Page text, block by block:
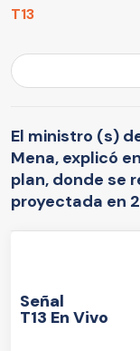
T13
El ministro (s)
Mena, explicó
plan, donde se
proyectada en
Señal
T13 En Vivo